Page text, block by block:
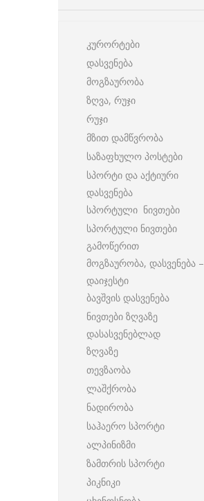
კურორტები
დასვენება
მოგზაურობა
ზღვა, რუჯი
რუჯი
მზით დამწვრობა
საზაფხულო პოსტები
სპორტი და აქტიური
დასვენება
სპორტული ნივთები
სპორტული ნივთები
გამოწერით
მოგზაურობა, დასვენება –
დაიჯესტი
ბავშვის დასვენება
ნივთები ზღვაზე
დასასვენებლად
ზღვაზე
თევზაობა
ლაშქრობა
ნადირობა
საჰაერო სპორტი
ალპინიზმი
ზამთრის სპორტი
პიკნიკი